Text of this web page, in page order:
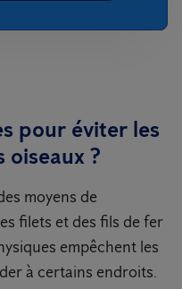
pour éviter les
oiseaux ?
moyens de
filets et des fils de fer
empêchent les
à certains endroits.